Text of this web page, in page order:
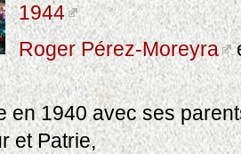
1944
Roger Pérez-Moreyra
en 1940 avec ses
et Patrie,